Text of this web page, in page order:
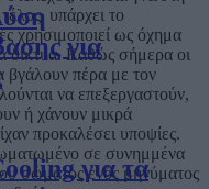
για
για τα
υπάρχει το
χρησιμοποιεί ως όχημα
δίκτυα. Καθώς σήμερα οι
βγάλουν πέρα με τον
να επεξεργαστούν,
ή χάνουν μικρά
προκαλέσει υποψίες.
σε συνημμένα
σώματος ενός μηνύματος